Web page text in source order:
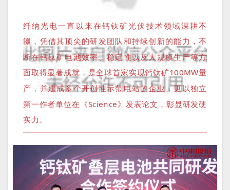
纤纳光电一直以来在钙钛矿光伏技术领域深耕不
辍，凭借其顶尖的研发团队和持续创新的能力，不
断在钙钛矿电池效率、稳定性以及大规模生产等方
面取得显著成就，是全球首家实现钙钛矿100MW量
产，并建成多个开创性示范电站的企业，更以独立
第一作者单位在《Science》发表论文，彰显研发硬
实力。